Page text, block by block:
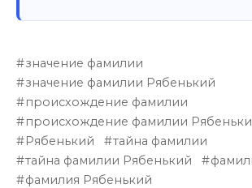
значение фамилии
значение фамилии Рябенький
происхождение фамилии
происхождение фамилии
Рябенький
тайна фамилии
тайна фамилии Рябенький
фамилия Рябенький